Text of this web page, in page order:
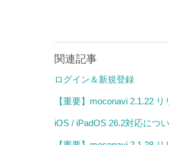
関連記事
ログイン＆新規登録
【重要】moconavi 2.1.22
iOS / iPadOS 26.2対応につ